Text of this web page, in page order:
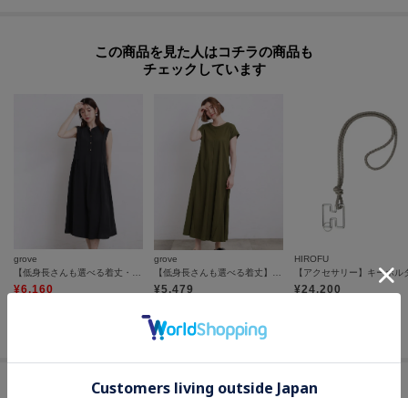
この商品を見た人はコチラの商品も
チェックしています
grove
¥6,160
grove
¥5,479
HIROFU
¥24,200